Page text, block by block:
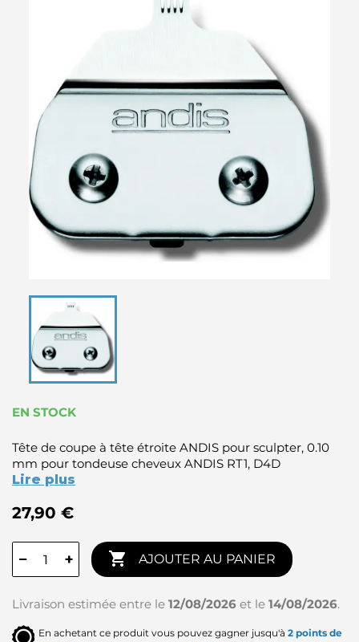
EN STOCK
Tête de coupe à tête étroite ANDIS pour sculpter, 0.10
mm pour tondeuse cheveux ANDIS RT1, D4D
Lire plus
27,90 €
− +  AJOUTER AU PANIER
Livraison estimée entre le 12/08/2026 et le 14/08/2026.
En achetant ce produit vous pouvez gagner jusqu'à 2 points de